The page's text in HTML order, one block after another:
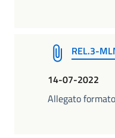
REL.3-
14-07-2022
Allegato